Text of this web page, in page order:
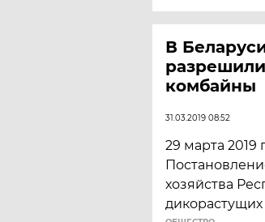
В
комбайны
31.03.2019 08:52
29 марта 2019
хозяйства
дикорастущих